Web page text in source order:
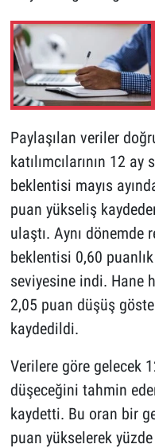
Paylaşılan veriler
katılımcılarının 12 ay
beklentisi mayıs
puan yükseliş
ulaştı. Aynı dönemde
beklentisi 0,60
seviyesine indi. Hane
2,05 puan düşüş
kaydedildi.
Verilere göre gelecek
düşeceğini tahmin
kaydetti. Bu oran bir
puan yükselerek